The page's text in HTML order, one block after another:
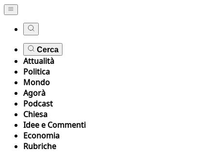
Cerca
Attualità
Politica
Mondo
Agorà
Podcast
Chiesa
Idee e Commenti
Economia
Rubriche